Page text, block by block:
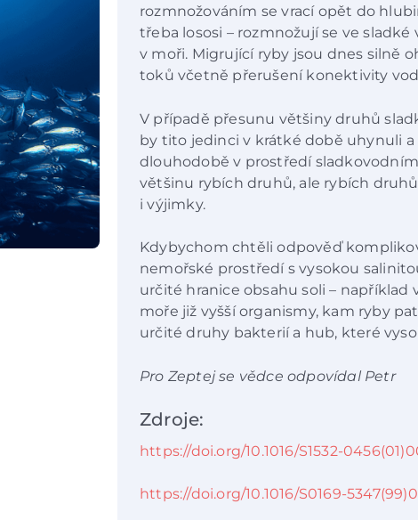
rozmnožováním se vrací opět do
třeba lososi – rozmnožují se ve
v moři. Migrující ryby jsou dnes silně
toků včetně přerušení konektivity
V případě přesunu většiny druhů
by tito jedinci v krátké době uhynuli
dlouhodobě v prostředí
většinu rybích druhů, ale rybích
i výjimky.
Kdybychom chtěli odpověď
nemořské prostředí s vysokou
určité hranice obsahu soli –
moře již vyšší organismy, kam ryby
určité druhy bakterií a hub, které
Pro Zeptej se vědce odpovídal Petr
Zdroje:
https://doi.org/10.1016/S1532-
https://doi.org/10.1016/S0169-